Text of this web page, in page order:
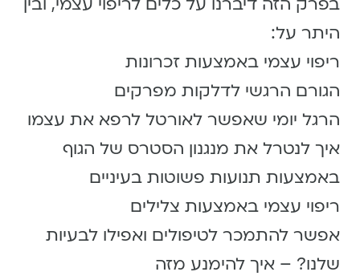
היתר על:
ריפוי עצמי באמצעות זכרונות
הגורם הרגשי לדלקות מפרקים
הרגל יומי שאפשר לאורטל לרפא את עצמו
איך לנטרל את מנגנון הסטרס של הגוף
באמצעות תנועות פשוטות בעיניים
ריפוי עצמי באמצעות צלילים
אפשר להתמכר לטיפולים ואפילו לבעיות
שלנו? – איך להימנע מזה